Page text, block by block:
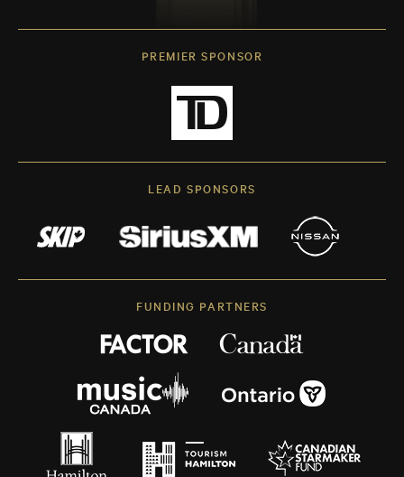
PREMIER SPONSOR
LEAD SPONSORS
FUNDING PARTNERS